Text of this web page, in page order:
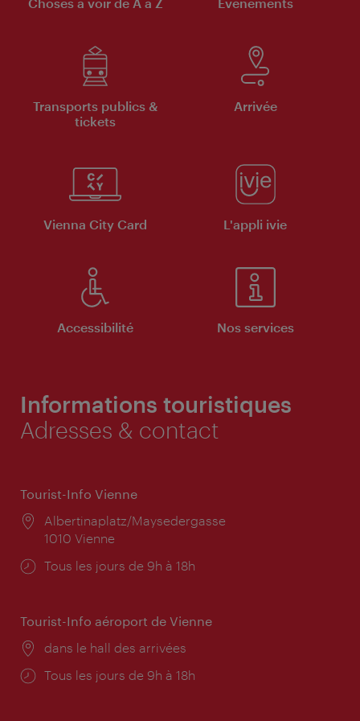
Choses à voir de A à Z Évènements
Transports publics &
tickets
Arrivée
Vienna City Card L'appli ivie
Accessibilité Nos services
Informations touristiques
Adresses & contact
Tourist-Info Vienne
Lieu:
Albertinaplatz/Maysedergasse
1010 Vienne
Horaires
Tous les jours de 9h à 18h
Tourist-Info aéroport de Vienne
Lieu:
dans le hall des arrivées
Horaires
Tous les jours de 9h à 18h